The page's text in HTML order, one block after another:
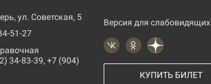
ул. Советская, 5
51-27
34-83-39, +7 (904)
Версия для слабовидящих
КУПИТЬ БИЛЕТ